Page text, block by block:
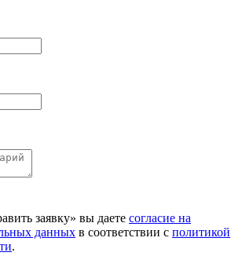
заявку» вы даете согласие на
данных в соответствии с политикой
.